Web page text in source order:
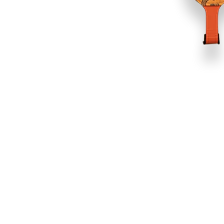
dirait que vous n'avez encore rien ajouté.